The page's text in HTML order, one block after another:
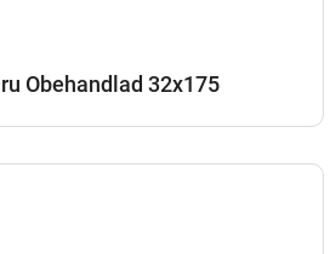
Obehandlad 32x175